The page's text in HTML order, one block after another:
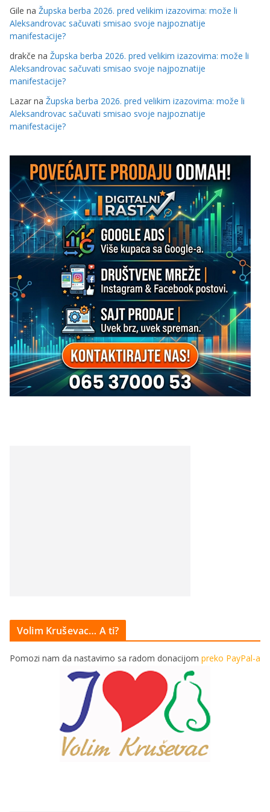
Gile na Župska berba 2026. pred velikim izazovima: može li
Aleksandrovac sačuvati smisao svoje najpoznatije
manifestacije?
drakče na Župska berba 2026. pred velikim izazovima: može li
Aleksandrovac sačuvati smisao svoje najpoznatije
manifestacije?
Lazar na Župska berba 2026. pred velikim izazovima: može li
Aleksandrovac sačuvati smisao svoje najpoznatije
manifestacije?
Volim Kruševac… A ti?
Pomozi nam da nastavimo sa radom donacijom preko PayPal-a